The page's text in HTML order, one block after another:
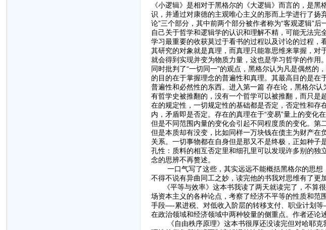
《小逻辑》是相对于黑格尔的《大逻辑》而言的，是
识，并通过对康德的主观唯心主义的形而上学进行了扬
论”三个部分，其中前两个部分被作者称为“客观逻辑”
自己关于哲学和逻辑学的认识和理解不精，可能无法
学习最重要的收获莫过于看书的过程以及讨论的过程
其研究的对象就是真理，而真理只能靠思维来掌握，
就会得到实现并变为物质力量，这也是学习哲学的作用
同时批判了“一切同一”的观点，黑格尔认为凡是偶然
的目的在于掌握理念的普遍性和真理。其最高目的是
普遍性和必然性的东西。进入第一篇 存在论，黑格尔认
有哲学史被推翻的，没有一个哲学可以被推翻，而只
在的规定性，一切规定性的基础都是否定，否定性和存
内，矛盾即是否定。存在的真理在于“变易”量上的变化
但是不同范围内量的变化会引起不同程度质的变化。第
但是本质却有没变，比如同样一万块钱在债主为财产
关系。一切事物都在自身但是那又不是终极，正如种
孔性：质料的相互否定里和细孔里可以发现许多别的独
念的思辨不再赘述。
一口气写了这些，其实远远不能概括黑格尔的思想
不得不说有异曲同工之妙，读完他的书我对思维有了更
《平等与效率》这本书我读了两天就读完了，不算很
场资本主义的各种论点，考察了经济不平等的性质和
手段—-累进税、对低收入阶层的转移支付、职业计划
在政治领域和经济领域中两种较量的侧重点。作者还论
《自由秩序原理》这本书很厚还没读完但对哈耶克